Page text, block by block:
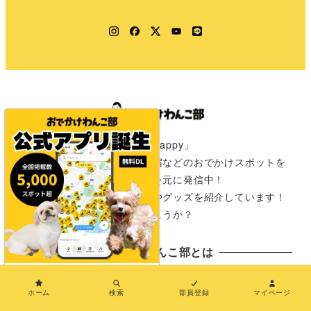
Instagram
Facebook
TwitterYouTube
LINE
「きみのワクワクはわたしのHappy」
愛犬と一緒に行けるカフェや宿などのおでかけスポットを
全国の飼い主さんからの情報を元に発信中！
おでかけが楽しみになる情報やグッズを紹介しています！
さぁ次は君と一緒にどこに行こうか？
おでかけわんこ部とは
おでかけわんこ部とは
ホーム 検索 部員登録 マイページ